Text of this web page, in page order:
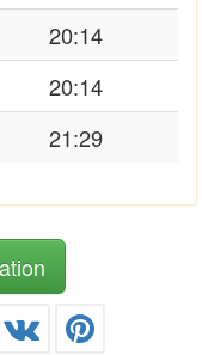
20:14
20:14
21:29